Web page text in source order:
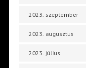
2023. szeptember
2023. augusztus
2023. július